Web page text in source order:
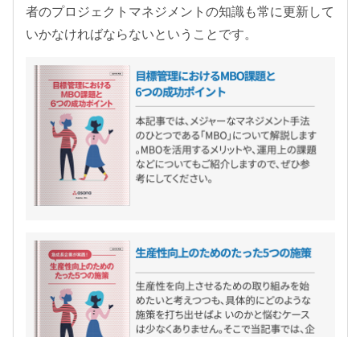
者のプロジェクトマネジメントの知識も常に更新して
いかなければならないということです。